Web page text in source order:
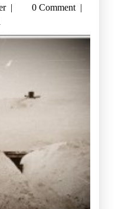
| 0 Comment |